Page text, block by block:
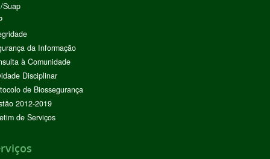
Suap
da Informação
à Comunidade
Disciplinar
de Biossegurança
2012-2019
de Serviços